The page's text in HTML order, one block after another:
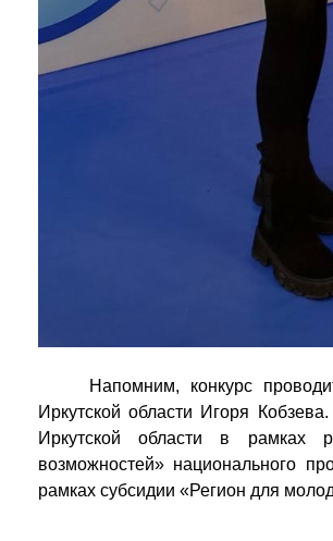
Напомним, конкурс
Иркутской области Игоря
Иркутской области в рамках
возможностей» национального
рамках субсидии «Регион для